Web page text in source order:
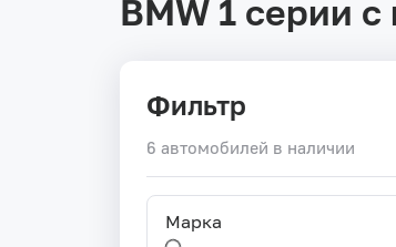
BMW 1 серии
Фильтр
6 автомобилей в наличии
Марка